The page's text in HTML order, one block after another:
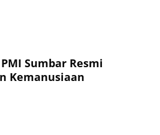
Sumbar Resmi
Kemanusiaan